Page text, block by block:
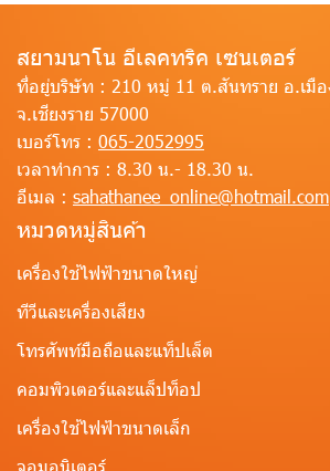
สยามนาโน อีเลคทริค เซนเตอร์
ที่อยู่บริษัท : 210 หมู่ 11 ต.สันทราย อ.เมือ
จ.เชียงราย 57000
เบอร์โทร : 065-2052995
เวลาทำการ : 8.30 น.- 18.30 น.
อีเมล : sahathanee_online@hotmail.com
หมวดหมู่สินค้า
เครื่องใช้ไฟฟ้าขนาดใหญ่
ทีวีและเครื่องเสียง
โทรศัพท์มือถือและแท็ปเล็ต
คอมพิวเตอร์และแล็ปท็อป
เครื่องใช้ไฟฟ้าขนาดเล็ก
จอมอนิเตอร์